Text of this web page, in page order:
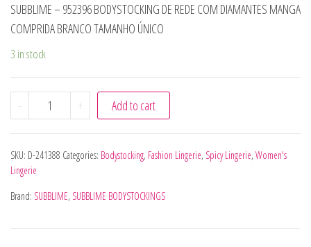
SUBBLIME – 952396 BODYSTOCKING DE REDE COM DIAMANTES MANGA
COMPRIDA BRANCO TAMANHO ÚNICO
3 in stock
- SUBBLIME - 952396 BODYSTOCKING DE REDE COM
+ Add to cart
SKU: D-241388 Categories: Bodystocking, Fashion Lingerie, Spicy Lingerie, Women's
Lingerie
Brand: SUBBLIME, SUBBLIME BODYSTOCKINGS